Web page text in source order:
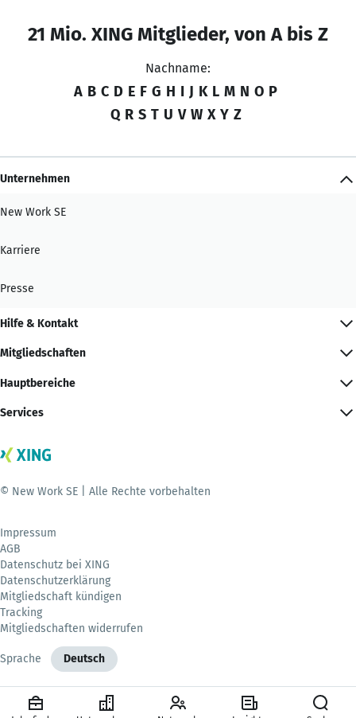
21 Mio. XING Mitglieder, von A bis Z
Nachname:
A B C D E F G H I J K L M N O P
Q R S T U V W X Y Z
Unternehmen
New Work SE
Karriere
Presse
Hilfe & Kontakt
Mitgliedschaften
Hauptbereiche
Services
© New Work SE | Alle Rechte vorbehalten
Impressum
AGB
Datenschutz bei XING
Datenschutzerklärung
Mitgliedschaft kündigen
Tracking
Mitgliedschaften widerrufen
Sprache Deutsch